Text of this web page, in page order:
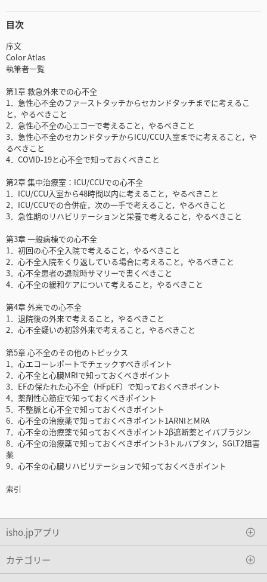
目次
序文
Color Atlas
執筆者一覧
第1章 救急外来での心不全
1．急性心不全のファーストタッチからセカンドタッチまでに考えるこ
と，やるべきこと
2．急性心不全の心エコーで考えること，やるべきこと
3．急性心不全のセカンドタッチからICU/CCU入室までに考えること，や
るべきこと
4．COVID-19と心不全で知っておくべきこと
第2章 集中治療室：ICU/CCUでの心不全
1．ICU/CCU入室から48時間以内に考えること，やるべきこと
2．ICU/CCUでの合併症，次の一手で考えること，やるべきこと
3．急性期のリハビリテーションと栄養で考えること，やるべきこと
第3章 一般病棟での心不全
1．初回の心不全入院で考えること，やるべきこと
2．心不全入院をくり返している場合に考えること，やるべきこと
3．心不全患者の退院時サマリーで書くべきこと
4．心不全の緩和ケアについて考えること，やるべきこと
第4章 外来での心不全
1．退院後の外来で考えること，やるべきこと
2．心不全疑いの初診外来で考えること，やるべきこと
第5章 心不全のその他のトピックス
1．心エコーレポートでチェックすべきポイント
2．心不全と心臓MRIで知っておくべきポイント
3．EFの保たれた心不全（HFpEF）で知っておくべきポイント
4．薬剤性心筋症で知っておくべきポイント
5．不整脈と心不全で知っておくべきポイント
6．心不全の治療薬で知っておくべきポイント1ARNIとMRA
7．心不全の治療薬で知っておくべきポイント2β遮断薬とイバブラジン
8．心不全の治療薬で知っておくべきポイント3トルバプタン，SGLT2阻害
薬
9．心不全の心臓リハビリテーションで知っておくべきポイント
索引
isho.jpアプリ
カテゴリー